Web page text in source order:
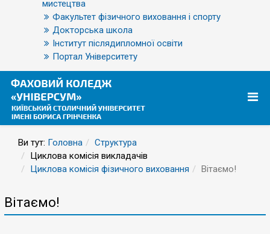
мистецтва
Факультет фізичного виховання і спорту
Докторська школа
Інститут післядипломної освіти
Портал Університету
Ви тут: Головна
Структура
Циклова комісія викладачів
Циклова комісія фізичного виховання
Вітаємо!
Вітаємо!